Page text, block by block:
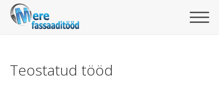
Teostatud tööd